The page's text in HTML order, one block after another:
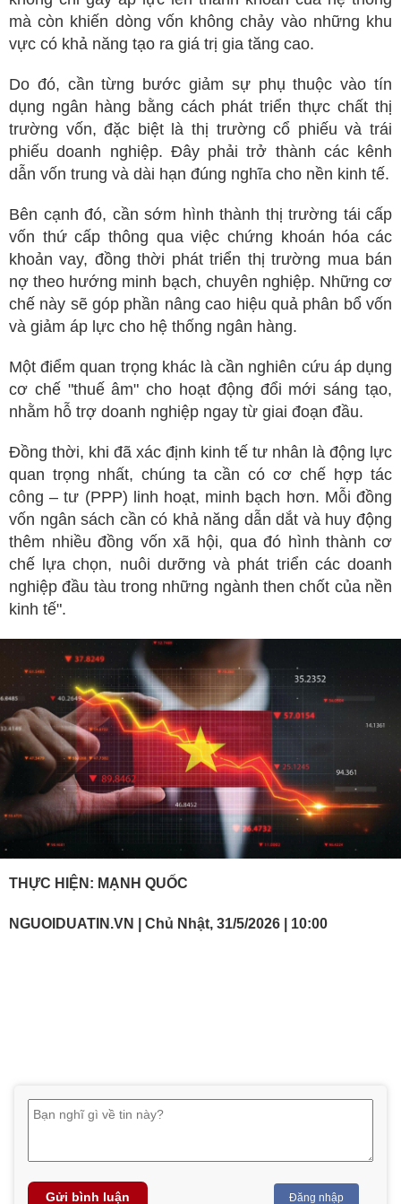
mà còn khiến dòng vốn không chảy vào những khu
vực có khả năng tạo ra giá trị gia tăng cao.
Do đó, cần từng bước giảm sự phụ thuộc vào tín
dụng ngân hàng bằng cách phát triển thực chất thị
trường vốn, đặc biệt là thị trường cổ phiếu và trái
phiếu doanh nghiệp. Đây phải trở thành các kênh
dẫn vốn trung và dài hạn đúng nghĩa cho nền kinh tế.
Bên cạnh đó, cần sớm hình thành thị trường tái cấp
vốn thứ cấp thông qua việc chứng khoán hóa các
khoản vay, đồng thời phát triển thị trường mua bán
nợ theo hướng minh bạch, chuyên nghiệp. Những cơ
chế này sẽ góp phần nâng cao hiệu quả phân bổ vốn
và giảm áp lực cho hệ thống ngân hàng.
Một điểm quan trọng khác là cần nghiên cứu áp dụng
cơ chế "thuế âm" cho hoạt động đổi mới sáng tạo,
nhằm hỗ trợ doanh nghiệp ngay từ giai đoạn đầu.
Đồng thời, khi đã xác định kinh tế tư nhân là động lực
quan trọng nhất, chúng ta cần có cơ chế hợp tác
công – tư (PPP) linh hoạt, minh bạch hơn. Mỗi đồng
vốn ngân sách cần có khả năng dẫn dắt và huy động
thêm nhiều đồng vốn xã hội, qua đó hình thành cơ
chế lựa chọn, nuôi dưỡng và phát triển các doanh
nghiệp đầu tàu trong những ngành then chốt của nền
kinh tế".
THỰC HIỆN: MẠNH QUỐC
NGUOIDUATIN.VN | Chủ Nhật, 31/5/2026 | 10:00
Gửi bình luận Đăng nhập